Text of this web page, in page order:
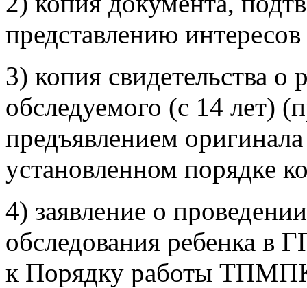
представлению
3) копия свидетельства
обследуемого (с 14 лет)
предъявлением
установленном порядке
4) заявление о
обследования ребенка
к Порядку работы